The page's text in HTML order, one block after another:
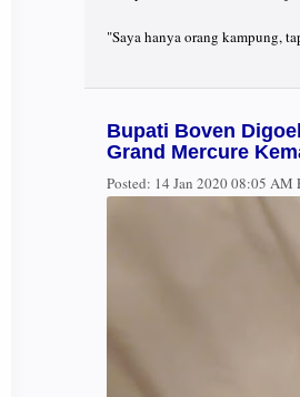
"Saya hanya orang kampung,
Bupati Boven
Grand Mercure
Posted: 14 Jan 2020 08:05 AM